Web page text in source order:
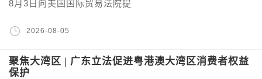
8月3日向美国国际贸易法院提
2026-08-05
聚焦大湾区 | 广东立法促进粤港澳大湾区消费者权益
保护